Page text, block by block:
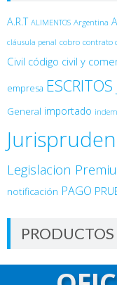
A.R.T ALIMENTOS Argentina
cláusula penal cobro contrato
Civil código civil y
empresa
General importado
Legislacion
notificación PAGO
Curso de Riesgos